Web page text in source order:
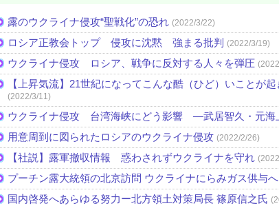
露のウクライナ侵攻“聖戦化”の恐れ (2022/3/22)
ロシア正教会トップ 侵攻に沈黙 強まる批判 (2022/3/19)
ウクライナ侵攻 ロシア、戦争に反対する人々を弾圧
【上昇気流】21世紀になってこんな酷（ひど）いことが
(2022/3/11)
ウクライナ侵攻 台湾海峡にどう影響 ―武居智久・元海
用意周到に図られたロシアのウクライナ侵攻 (2022/2/26)
【社説】露軍撤収情報 惑わされずウクライナを守れ
プーチン露大統領の北京訪問 ウクライナにらみガス供与へ
国内啓発へあらゆる努力ー北方領土対策局長 篠原信之氏